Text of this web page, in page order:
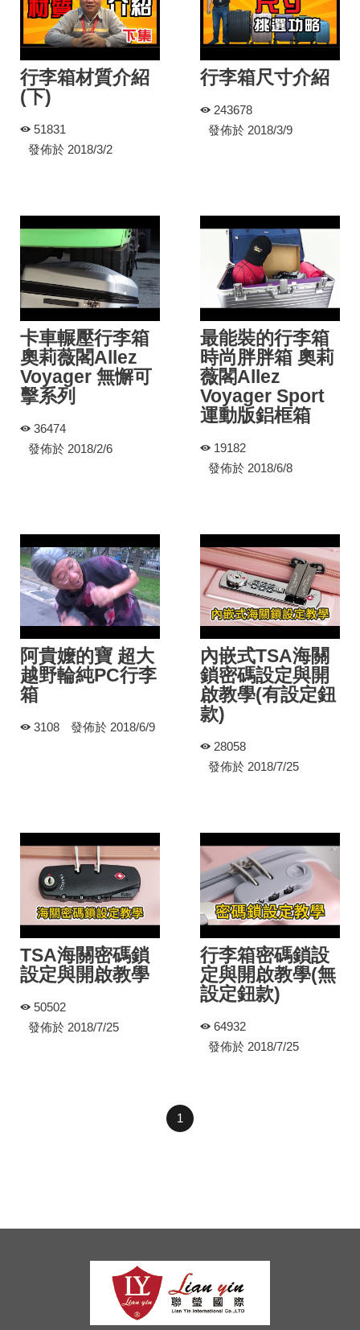
行李箱材質介紹
(下)
51831
發佈於 2018/3/2
行李箱尺寸介紹
243678
發佈於 2018/3/9
卡車輾壓行李箱
奧莉薇閣Allez
Voyager 無懈可
擊系列
36474
發佈於 2018/2/6
最能裝的行李箱
時尚胖胖箱 奧莉
薇閣Allez
Voyager Sport
運動版鋁框箱
19182
發佈於 2018/6/8
阿貴嬤的寶 超大
越野輪純PC行李
箱
3108 發佈於 2018/6/9
內嵌式TSA海關
鎖密碼設定與開
啟教學(有設定鈕
款)
28058
發佈於 2018/7/25
TSA海關密碼鎖
設定與開啟教學
50502
發佈於 2018/7/25
行李箱密碼鎖設
定與開啟教學(無
設定鈕款)
64932
發佈於 2018/7/25
1